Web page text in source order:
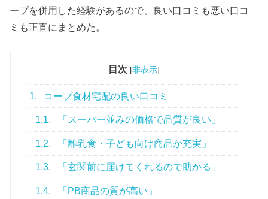
ープを併用した経験があるので、良い口コミも悪い口コ
ミも正直にまとめた。
目次 [非表示]
1. コープ食材宅配の良い口コミ
1.1. 「スーパー並みの価格で品質が良い」
1.2. 「離乳食・子ども向け商品が充実」
1.3. 「玄関前に届けてくれるので助かる」
1.4. 「PB商品の質が高い」